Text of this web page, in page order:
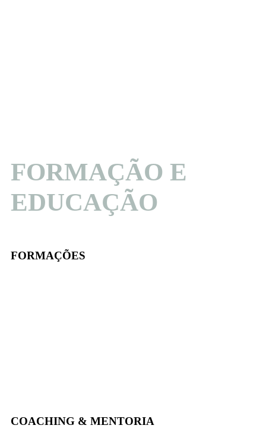
FORMAÇÃO E
EDUCAÇÃO
FORMAÇÕES
COACHING & MENTORIA